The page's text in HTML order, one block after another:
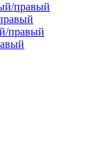
правый
правый